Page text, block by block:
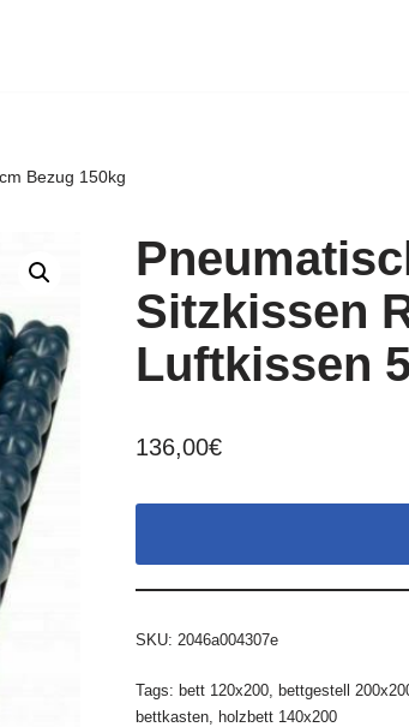
Bezug 150kg
Sitzkissen
Luftkissen
136,00€
SKU: 2046a004307e
Tags: bett 120x200, bettgestell
bettkasten, holzbett 140x200